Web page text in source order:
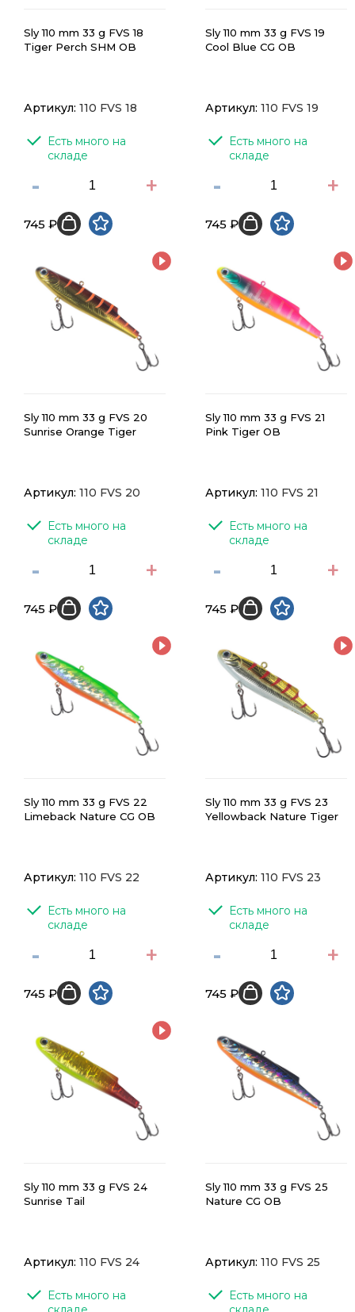
Sly 110 mm 33 g FVS 18
Tiger Perch SHM OB
Артикул: 110 FVS 18
Есть много на
складе
- +
745 ₽
Sly 110 mm 33 g FVS 19
Cool Blue CG OB
Артикул: 110 FVS 19
Есть много на
складе
- +
745 ₽
Sly 110 mm 33 g FVS 20
Sunrise Orange Tiger
Артикул: 110 FVS 20
Есть много на
складе
- +
745 ₽
Sly 110 mm 33 g FVS 21
Pink Tiger OB
Артикул: 110 FVS 21
Есть много на
складе
- +
745 ₽
Sly 110 mm 33 g FVS 22
Limeback Nature CG OB
Артикул: 110 FVS 22
Есть много на
складе
- +
745 ₽
Sly 110 mm 33 g FVS 23
Yellowback Nature Tiger
Артикул: 110 FVS 23
Есть много на
складе
- +
745 ₽
Sly 110 mm 33 g FVS 24
Sunrise Tail
Артикул: 110 FVS 24
Есть много на
Sly 110 mm 33 g FVS 25
Nature CG OB
Артикул: 110 FVS 25
Есть много на